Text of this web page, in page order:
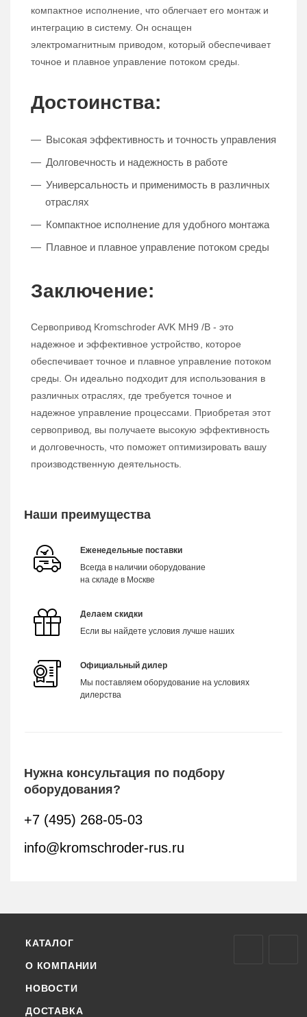
компактное исполнение, что облегчает его монтаж и
интеграцию в систему. Он оснащен
электромагнитным приводом, который обеспечивает
точное и плавное управление потоком среды.
Достоинства:
Высокая эффективность и точность управления
Долговечность и надежность в работе
Универсальность и применимость в различных
отраслях
Компактное исполнение для удобного монтажа
Плавное и плавное управление потоком среды
Заключение:
Сервопривод Kromschroder AVK MH9 /B - это
надежное и эффективное устройство, которое
обеспечивает точное и плавное управление потоком
среды. Он идеально подходит для использования в
различных отраслях, где требуется точное и
надежное управление процессами. Приобретая этот
сервопривод, вы получаете высокую эффективность
и долговечность, что поможет оптимизировать вашу
производственную деятельность.
Наши преимущества
Еженедельные поставки
Всегда в наличии оборудование
на складе в Москве
Делаем скидки
Если вы найдете условия лучше наших
Официальный дилер
Мы поставляем оборудование на условиях
дилерства
Нужна консультация по подбору
оборудования?
+7 (495) 268-05-03
info@kromschroder-rus.ru
КАТАЛОГ
О КОМПАНИИ
НОВОСТИ
ДОСТАВКА